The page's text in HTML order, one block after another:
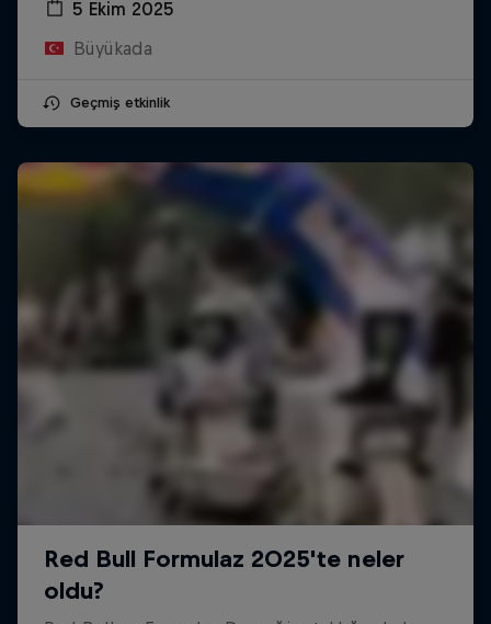
5 Ekim 2025
Büyükada
Geçmiş etkinlik